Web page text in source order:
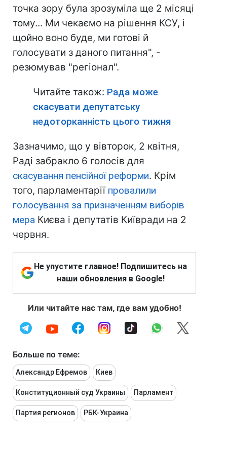
точка зору була зрозуміла ще 2 місяці
тому... Ми чекаємо на рішення КСУ, і
щойно воно буде, ми готові й
голосувати з даного питання", -
резюмував "регіонал".
Читайте також: Рада може
скасувати депутатську
недоторканність цього тижня
Зазначимо, що у вівторок, 2 квітня,
Раді забракло 6 голосів для
скасування пенсійної реформи. Крім
того, парламентарії провалили
голосування за призначенням виборів
мера Києва і депутатів Київради на 2
червня.
Не упустите главное! Подпишитесь на
наши обновления в Google!
Или читайте нас там, где вам удобно!
Больше по теме:
Александр Ефремов Киев
Конституционный суд Украины Парламент
Партия регионов РБК-Украина